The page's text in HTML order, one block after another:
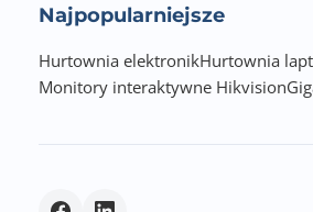
Najpopularniejsze
Hurtownia elektronikHurtownia
Monitory interaktywne Hikvision